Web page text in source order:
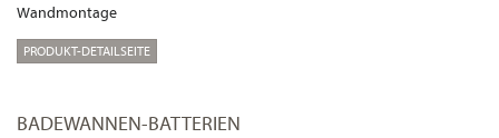
Wandmontage
PRODUKT-DETAILSEITE
BADEWANNEN-BATTERIEN